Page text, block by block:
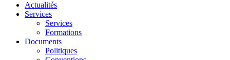
Actualités
Services
Services
Formations
Documents
Politiques